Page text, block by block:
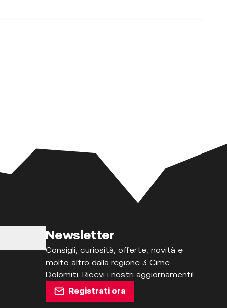
Newsletter
Consigli, curiosità, offerte, novità e
molto altro dalla regione 3 Cime
Dolomiti. Ricevi i nostri aggiornamenti!
Registrati ora